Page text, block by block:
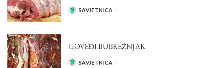
POSTED
SAVJETNICA
GOVEĐI BUBREŽNJAK
POSTED
SAVJETNICA